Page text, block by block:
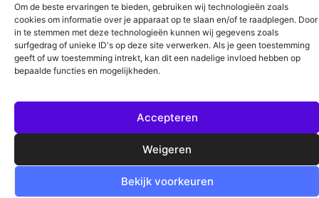
Om de beste ervaringen te bieden, gebruiken wij technologieën zoals
cookies om informatie over je apparaat op te slaan en/of te raadplegen. Door
in te stemmen met deze technologieën kunnen wij gegevens zoals
surfgedrag of unieke ID's op deze site verwerken. Als je geen toestemming
geeft of uw toestemming intrekt, kan dit een nadelige invloed hebben op
bepaalde functies en mogelijkheden.
Accepteren
Weigeren
Bekijk voorkeuren
All Rights Reserved © 2025
www.source-promo.nl.